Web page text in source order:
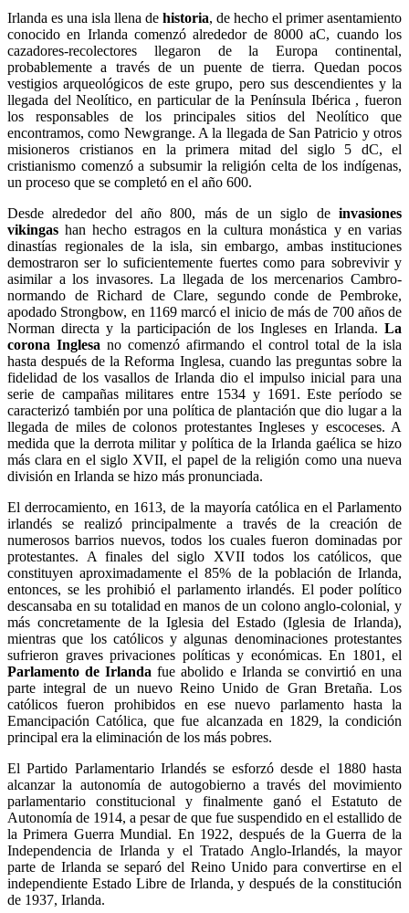
Irlanda es una isla llena de historia, de hecho el primer asentamiento
conocido en Irlanda comenzó alrededor de 8000 aC, cuando los
cazadores-recolectores llegaron de la Europa continental,
probablemente a través de un puente de tierra. Quedan pocos
vestigios arqueológicos de este grupo, pero sus descendientes y la
llegada del Neolítico, en particular de la Península Ibérica , fueron
los responsables de los principales sitios del Neolítico que
encontramos, como Newgrange. A la llegada de San Patricio y otros
misioneros cristianos en la primera mitad del siglo 5 dC, el
cristianismo comenzó a subsumir la religión celta de los indígenas,
un proceso que se completó en el año 600.
Desde alrededor del año 800, más de un siglo de invasiones
vikingas han hecho estragos en la cultura monástica y en varias
dinastías regionales de la isla, sin embargo, ambas instituciones
demostraron ser lo suficientemente fuertes como para sobrevivir y
asimilar a los invasores. La llegada de los mercenarios Cambro-
normando de Richard de Clare, segundo conde de Pembroke,
apodado Strongbow, en 1169 marcó el inicio de más de 700 años de
Norman directa y la participación de los Ingleses en Irlanda. La
corona Inglesa no comenzó afirmando el control total de la isla
hasta después de la Reforma Inglesa, cuando las preguntas sobre la
fidelidad de los vasallos de Irlanda dio el impulso inicial para una
serie de campañas militares entre 1534 y 1691. Este período se
caracterizó también por una política de plantación que dio lugar a la
llegada de miles de colonos protestantes Ingleses y escoceses. A
medida que la derrota militar y política de la Irlanda gaélica se hizo
más clara en el siglo XVII, el papel de la religión como una nueva
división en Irlanda se hizo más pronunciada.
El derrocamiento, en 1613, de la mayoría católica en el Parlamento
irlandés se realizó principalmente a través de la creación de
numerosos barrios nuevos, todos los cuales fueron dominadas por
protestantes. A finales del siglo XVII todos los católicos, que
constituyen aproximadamente el 85% de la población de Irlanda,
entonces, se les prohibió el parlamento irlandés. El poder político
descansaba en su totalidad en manos de un colono anglo-colonial, y
más concretamente de la Iglesia del Estado (Iglesia de Irlanda),
mientras que los católicos y algunas denominaciones protestantes
sufrieron graves privaciones políticas y económicas. En 1801, el
Parlamento de Irlanda fue abolido e Irlanda se convirtió en una
parte integral de un nuevo Reino Unido de Gran Bretaña. Los
católicos fueron prohibidos en ese nuevo parlamento hasta la
Emancipación Católica, que fue alcanzada en 1829, la condición
principal era la eliminación de los más pobres.
El Partido Parlamentario Irlandés se esforzó desde el 1880 hasta
alcanzar la autonomía de autogobierno a través del movimiento
parlamentario constitucional y finalmente ganó el Estatuto de
Autonomía de 1914, a pesar de que fue suspendido en el estallido de
la Primera Guerra Mundial. En 1922, después de la Guerra de la
Independencia de Irlanda y el Tratado Anglo-Irlandés, la mayor
parte de Irlanda se separó del Reino Unido para convertirse en el
independiente Estado Libre de Irlanda, y después de la constitución
de 1937, Irlanda.